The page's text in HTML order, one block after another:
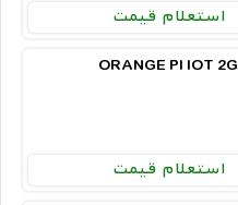
استعلام قیمت
ORANGE PI IOT 2G
استعلام قیمت